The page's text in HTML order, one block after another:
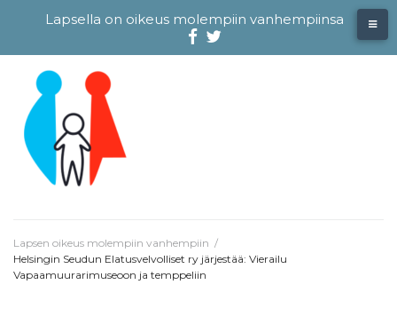
content
Lapsella on oikeus molempiin vanhempiinsa
Facebook
@evliitto
Lapsen oikeus molempiin vanhempiin /
Helsingin Seudun Elatusvelvolliset ry järjestää: Vierailu
Vapaamuurarimuseoon ja temppeliin